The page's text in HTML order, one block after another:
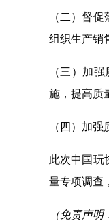
（二）督
组织生产销
（三）加
施，提高质
（四）加
此次中国玩
量专项调查
（免责声